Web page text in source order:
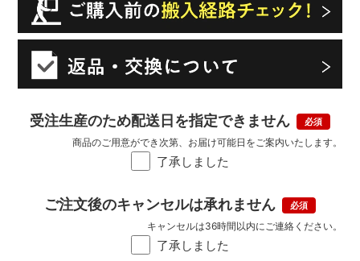
受注生産のため配送日を指定できません
了承しました
商品のご用意ができ次第、お届け可能日をご案内いたします。
ご注文後のキャンセルは承れません
了承しました
キャンセルは36時間以内にご連絡ください。